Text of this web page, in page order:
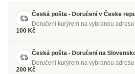
Česká pošta - Doručení v Česke
Doručení kurýrem na vybranou adresu
100 Kč
Česká pošta - Doručení na
Doručení kurýrem na vybranou adresu
200 Kč